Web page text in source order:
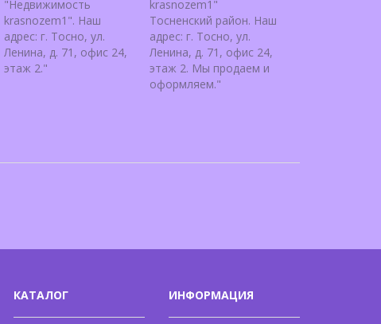
"Недвижимость
krasnozem1". Наш
адрес: г. Тосно, ул.
Ленина, д. 71, офис 24,
этаж 2."
krasnozem1"
Тосненский район. Наш
адрес: г. Тосно, ул.
Ленина, д. 71, офис 24,
этаж 2. Мы продаем и
оформляем."
КАТАЛОГ ИНФОРМАЦИЯ